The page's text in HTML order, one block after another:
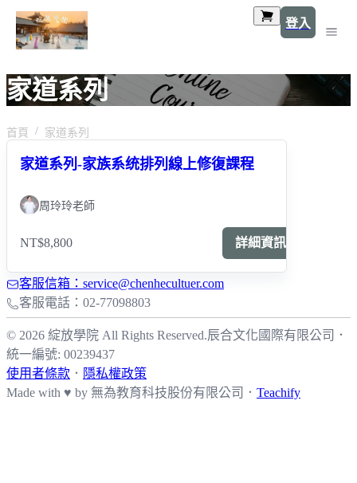
登入
家道系列
首頁 家道系列
家道系列-家族系统排列線上修復課程
周玲玲老師
NT$8,800 詳細資訊
客服信箱：service@chenhecultuer.com
客服電話：02-77098803
© 2026 綻放學院 All Rights Reserved.辰合文化國際有限公司
．
統一編號: 00239437
使用者條款 ． 隱私權政策
Made with ♥ by 無為教育科技股份有限公司． Teachify